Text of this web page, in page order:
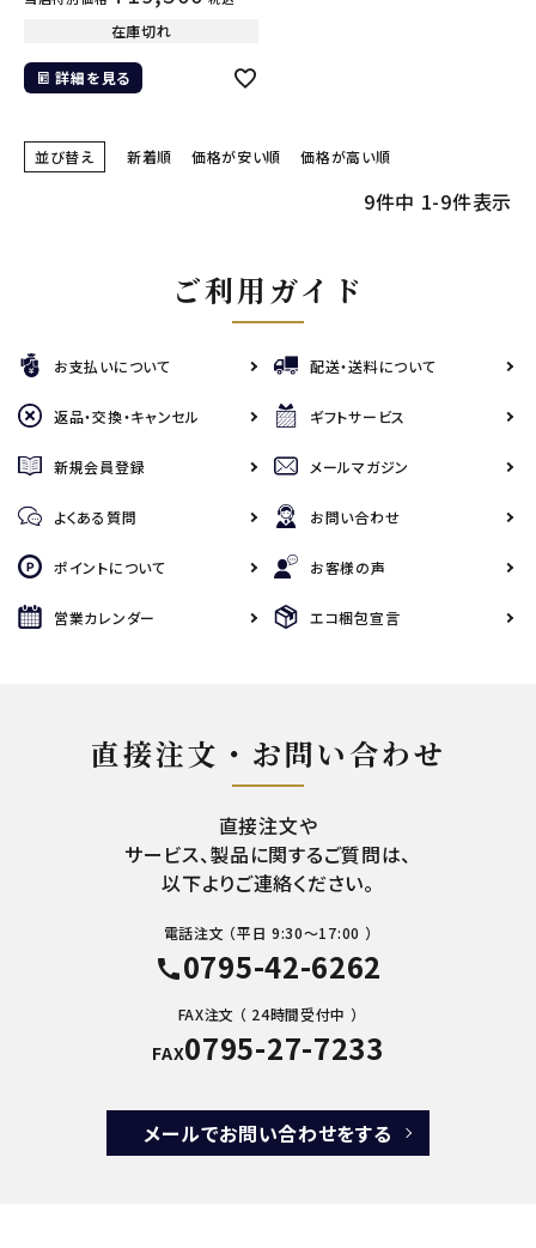
在庫切れ
詳細を見る
並び替え 新着順 価格が安い順 価格が高い順
9件中 1-9件表示
ご利用ガイド
お支払いについて 配送・送料について
返品・交換・キャンセル ギフトサービス
新規会員登録 メールマガジン
よくある質問 お問い合わせ
ポイントについて お客様の声
営業カレンダー エコ梱包宣言
直接注文・お問い合わせ
直接注文や
サービス、製品に関するご質問は、
以下よりご連絡ください。
電話注文 （平日 9:30～17:00 ）
call0795-42-6262
FAX注文 （ 24時間受付中 ）
FAX0795-27-7233
メールでお問い合わせをする